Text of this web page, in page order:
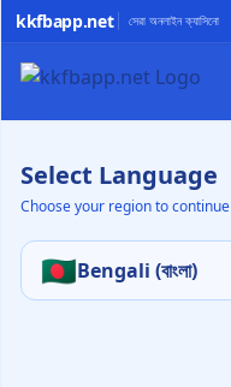
kkfbapp.net সেরা অনলাইন ক্যাসিনো
Select Language
Choose your region to continue
🇧🇩Bengali (বাংলা)